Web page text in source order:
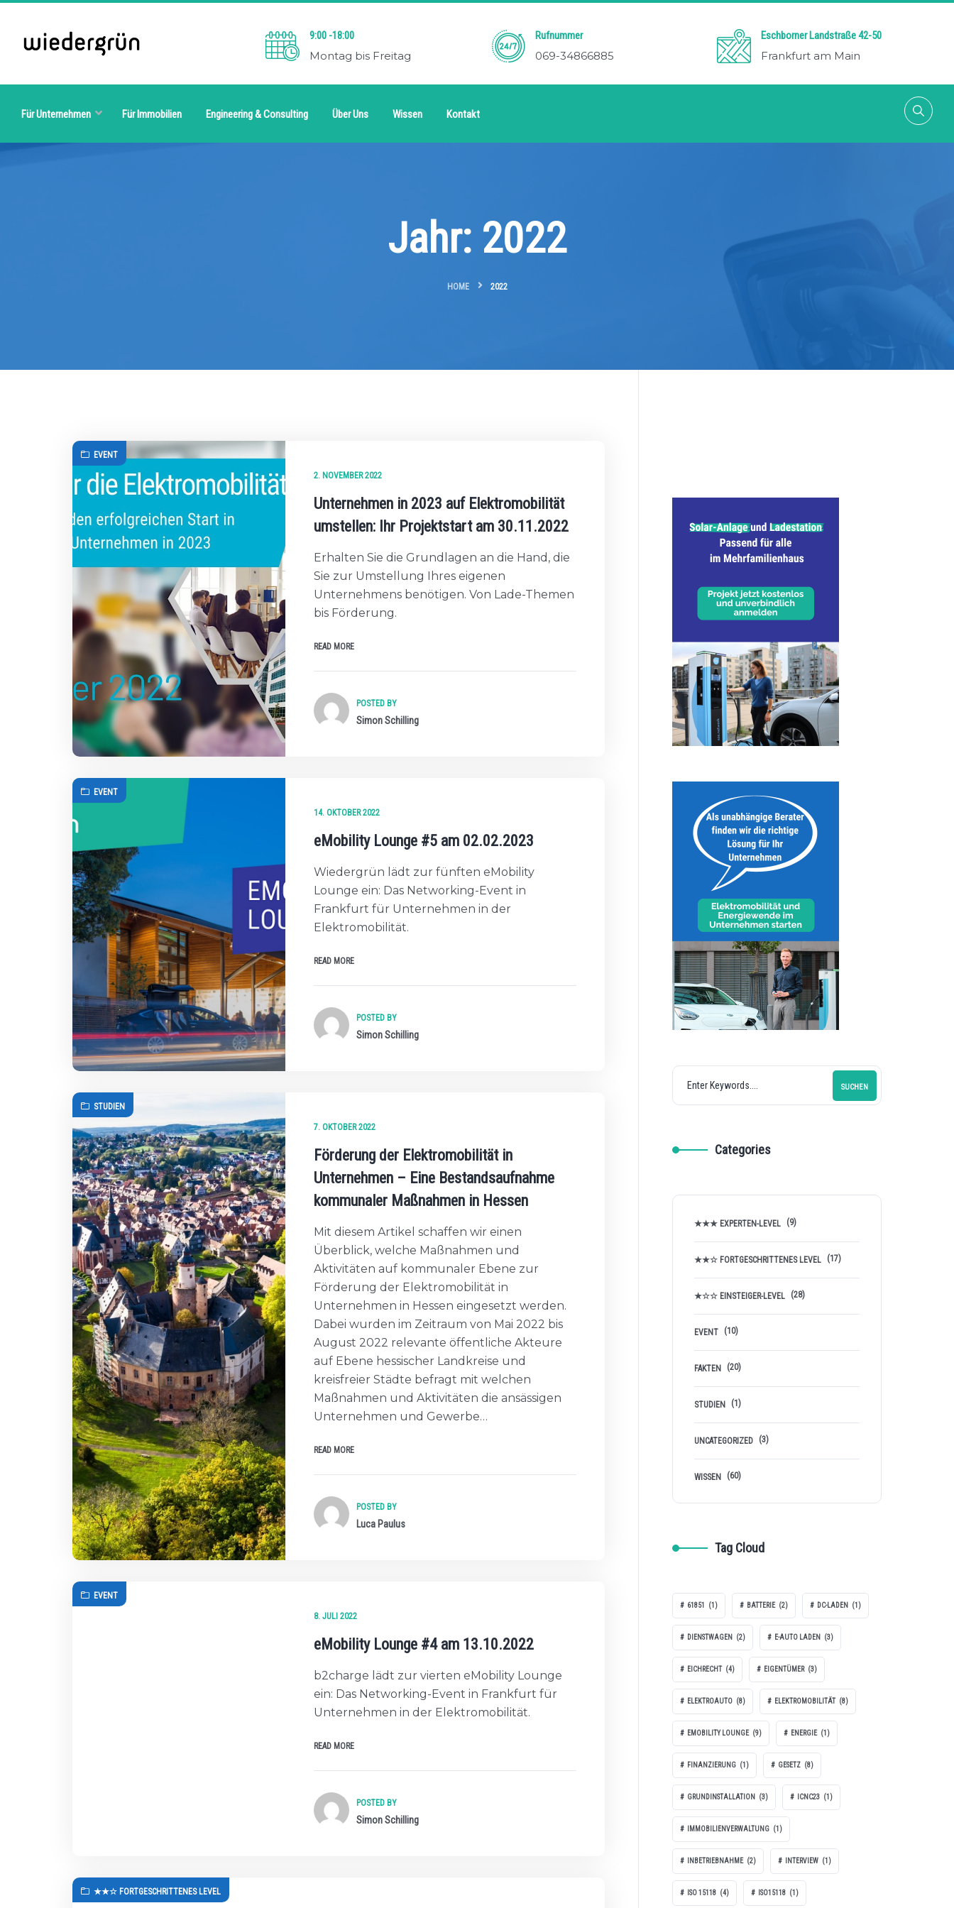
9:00 -18:00
Montag bis Freitag
Rufnummer
069-34866885
Eschborner Landstraße 42-50
Frankfurt am Main
Für Unternehmen Für Immobilien Engineering & Consulting Über Uns Wissen Kontakt
Jahr: 2022
HOME 2022
EVENT
2. NOVEMBER 2022
Unternehmen in 2023 auf Elektromobilität
umstellen: Ihr Projektstart am 30.11.2022
Erhalten Sie die Grundlagen an die Hand, die
Sie zur Umstellung Ihres eigenen
Unternehmens benötigen. Von Lade-Themen
bis Förderung.
READ MORE
POSTED BY
Simon Schilling
EVENT
14. OKTOBER 2022
eMobility Lounge #5 am 02.02.2023
Wiedergrün lädt zur fünften eMobility
Lounge ein: Das Networking-Event in
Frankfurt für Unternehmen in der
Elektromobilität.
READ MORE
POSTED BY
Simon Schilling
STUDIEN
7. OKTOBER 2022
Förderung der Elektromobilität in
Unternehmen – Eine Bestandsaufnahme
kommunaler Maßnahmen in Hessen
Mit diesem Artikel schaffen wir einen
Überblick, welche Maßnahmen und
Aktivitäten auf kommunaler Ebene zur
Förderung der Elektromobilität in
Unternehmen in Hessen eingesetzt werden.
Dabei wurden im Zeitraum von Mai 2022 bis
August 2022 relevante öffentliche Akteure
auf Ebene hessischer Landkreise und
kreisfreier Städte befragt mit welchen
Maßnahmen und Aktivitäten die ansässigen
Unternehmen und Gewerbe…
READ MORE
POSTED BY
Luca Paulus
EVENT
8. JULI 2022
eMobility Lounge #4 am 13.10.2022
b2charge lädt zur vierten eMobility Lounge
ein: Das Networking-Event in Frankfurt für
Unternehmen in der Elektromobilität.
READ MORE
POSTED BY
Simon Schilling
★★☆ FORTGESCHRITTENES LEVEL
SUCHEN
Categories
★★★ EXPERTEN-LEVEL (9)
★★☆ FORTGESCHRITTENES LEVEL (17)
★☆☆ EINSTEIGER-LEVEL (28)
EVENT (10)
FAKTEN (20)
STUDIEN (1)
UNCATEGORIZED (3)
WISSEN (60)
Tag Cloud
61851 (1) BATTERIE (2) DC-LADEN (1)
DIENSTWAGEN (2) E-AUTO LADEN (3)
EICHRECHT (4) EIGENTÜMER (3)
ELEKTROAUTO (8) ELEKTROMOBILITÄT (8)
EMOBILITY LOUNGE (9) ENERGIE (1)
FINANZIERUNG (1) GESETZ (8)
GRUNDINSTALLATION (3) ICNC23 (1)
IMMOBILIENVERWALTUNG (1)
INBETRIEBNAHME (2) INTERVIEW (1)
ISO 15118 (4) ISO15118 (1)